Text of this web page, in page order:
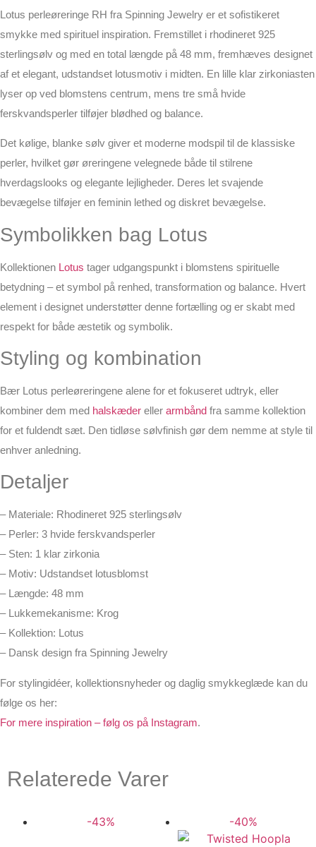
Lotus perleøreringe RH fra Spinning Jewelry er et sofistikeret
smykke med spirituel inspiration. Fremstillet i rhodineret 925
sterlingsølv og med en total længde på 48 mm, fremhæves designet
af et elegant, udstandset lotusmotiv i midten. En lille klar zirkoniasten
lyser op ved blomstens centrum, mens tre små hvide
ferskvandsperler tilføjer blødhed og balance.
Det kølige, blanke sølv giver et moderne modspil til de klassiske
perler, hvilket gør øreringene velegnede både til stilrene
hverdagslooks og elegante lejligheder. Deres let svajende
bevægelse tilføjer en feminin lethed og diskret bevægelse.
Symbolikken bag Lotus
Kollektionen Lotus tager udgangspunkt i blomstens spirituelle
betydning – et symbol på renhed, transformation og balance. Hvert
element i designet understøtter denne fortælling og er skabt med
respekt for både æstetik og symbolik.
Styling og kombination
Bær Lotus perleøreringene alene for et fokuseret udtryk, eller
kombiner dem med halskæder eller armbånd fra samme kollektion
for et fuldendt sæt. Den tidløse sølvfinish gør dem nemme at style til
enhver anledning.
Detaljer
– Materiale: Rhodineret 925 sterlingsølv
– Perler: 3 hvide ferskvandsperler
– Sten: 1 klar zirkonia
– Motiv: Udstandset lotusblomst
– Længde: 48 mm
– Lukkemekanisme: Krog
– Kollektion: Lotus
– Dansk design fra Spinning Jewelry
For stylingidéer, kollektionsnyheder og daglig smykkeglæde kan du
følge os her:
For mere inspiration – følg os på Instagram.
Relaterede Varer
-43% -40%